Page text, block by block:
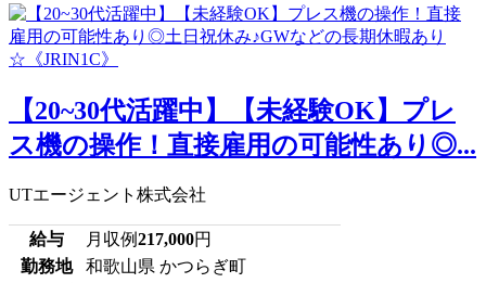
【20~30代活躍中】【未経験OK】プレ
ス機の操作！直接雇用の可能性あり◎...
UTエージェント株式会社
給与 月収例217,000円
勤務地
和歌山県 かつらぎ町